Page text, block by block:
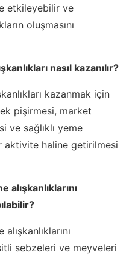
etkileyebilir ve
oluşmasını
nasıl kazanılır?
kazanmak için
pişirmesi, market
ve sağlıklı yeme
aktivite haline getirilmesi
alışkanlıklarını
sebzeleri ve meyveleri